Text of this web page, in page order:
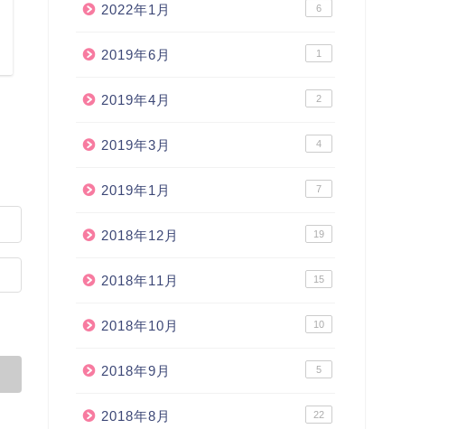
抜け出すための3ステップ【人生
2022年1月14日
Ｒさんとの4回目デートの結果報
2022年1月 6
2019年6月 1
2019年4月 2
2019年3月 4
2019年1月 7
2018年12月 19
2018年11月 15
2018年10月 10
2018年9月 5
2018年8月 22